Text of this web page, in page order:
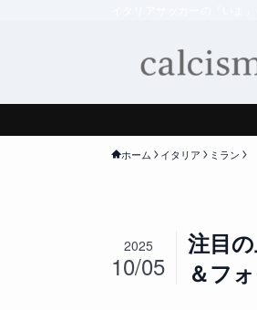
ホーム イタリア ミラン
注目
＆フ
2025
10/05